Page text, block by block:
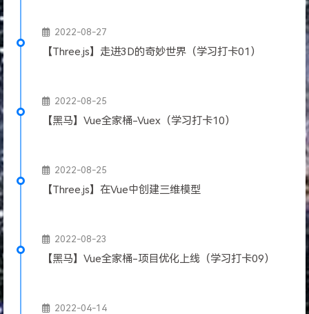
2022-08-27
【Three.js】走进3D的奇妙世界（学习打卡01）
2022-08-25
【黑马】Vue全家桶-Vuex（学习打卡10）
2022-08-25
【Three.js】在Vue中创建三维模型
2022-08-23
【黑马】Vue全家桶-项目优化上线（学习打卡09）
2022-04-14